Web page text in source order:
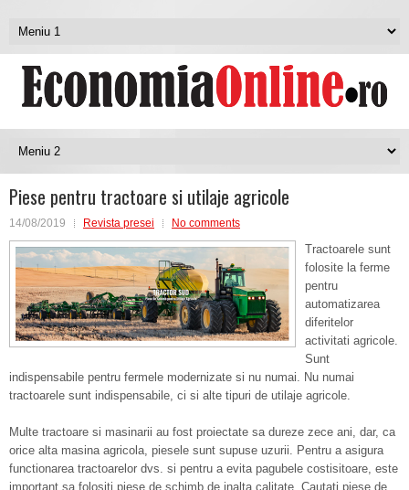
Piese pentru tractoare si utilaje agricole
14/08/2019 Revista presei No comments
Tractoarele sunt
folosite la ferme
pentru
automatizarea
diferitelor
activitati agricole.
Sunt
indispensabile pentru fermele modernizate si nu numai. Nu numai
tractoarele sunt indispensabile, ci si alte tipuri de utilaje agricole.
Multe tractoare si masinarii au fost proiectate sa dureze zece ani, dar, ca
orice alta masina agricola, piesele sunt supuse uzurii. Pentru a asigura
functionarea tractoarelor dvs. si pentru a evita pagubele costisitoare, este
important sa folositi piese de schimb de inalta calitate. Cautati piese de